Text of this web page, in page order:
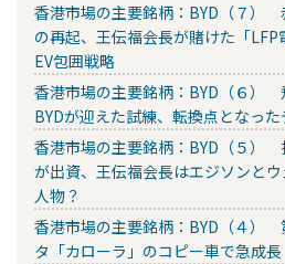
香港市場の主要銘柄：BYD（７）
の再起、王伝福会長が賭けた「
EV包囲戦略
香港市場の主要銘柄：BYD（６）
BYDが迎えた試練、転換点となっ
香港市場の主要銘柄：BYD（５）
が出資、王伝福会長はエジソンと
人物？
香港市場の主要銘柄：BYD（４）
タ「カローラ」のコピー車で急成長